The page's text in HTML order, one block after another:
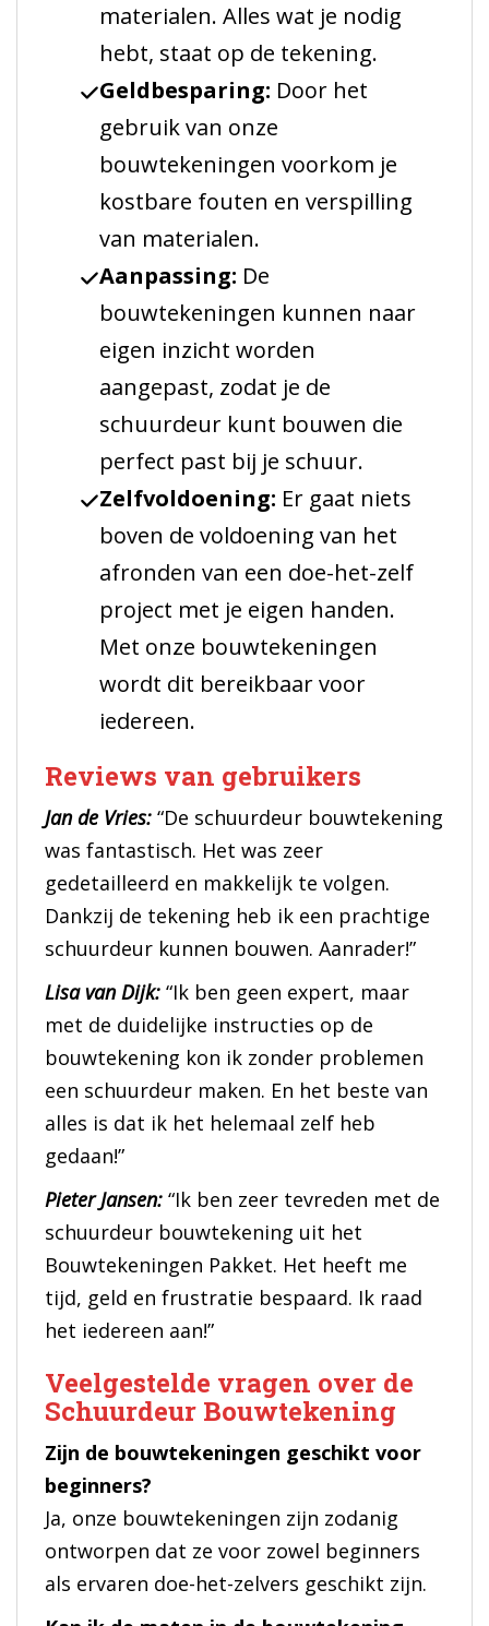
materialen. Alles wat je nodig
hebt, staat op de tekening.
Geldbesparing: Door het
gebruik van onze
bouwtekeningen voorkom je
kostbare fouten en verspilling
van materialen.
Aanpassing: De
bouwtekeningen kunnen naar
eigen inzicht worden
aangepast, zodat je de
schuurdeur kunt bouwen die
perfect past bij je schuur.
Zelfvoldoening: Er gaat niets
boven de voldoening van het
afronden van een doe-het-zelf
project met je eigen handen.
Met onze bouwtekeningen
wordt dit bereikbaar voor
iedereen.
Reviews van gebruikers
Jan de Vries: “De schuurdeur bouwtekening
was fantastisch. Het was zeer
gedetailleerd en makkelijk te volgen.
Dankzij de tekening heb ik een prachtige
schuurdeur kunnen bouwen. Aanrader!”
Lisa van Dijk: “Ik ben geen expert, maar
met de duidelijke instructies op de
bouwtekening kon ik zonder problemen
een schuurdeur maken. En het beste van
alles is dat ik het helemaal zelf heb
gedaan!”
Pieter Jansen: “Ik ben zeer tevreden met de
schuurdeur bouwtekening uit het
Bouwtekeningen Pakket. Het heeft me
tijd, geld en frustratie bespaard. Ik raad
het iedereen aan!”
Veelgestelde vragen over de
Schuurdeur Bouwtekening
Zijn de bouwtekeningen geschikt voor
beginners?
Ja, onze bouwtekeningen zijn zodanig
ontworpen dat ze voor zowel beginners
als ervaren doe-het-zelvers geschikt zijn.